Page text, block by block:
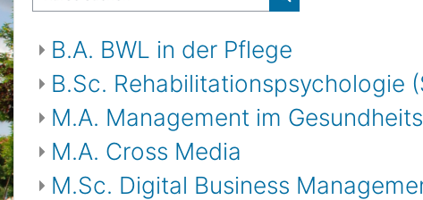
Kurse suchen
B.A. BWL in der Pflege
B.Sc. Rehabilitationspsychologie
M.A. Management im
M.A. Cross Media
M.Sc. Digital Business